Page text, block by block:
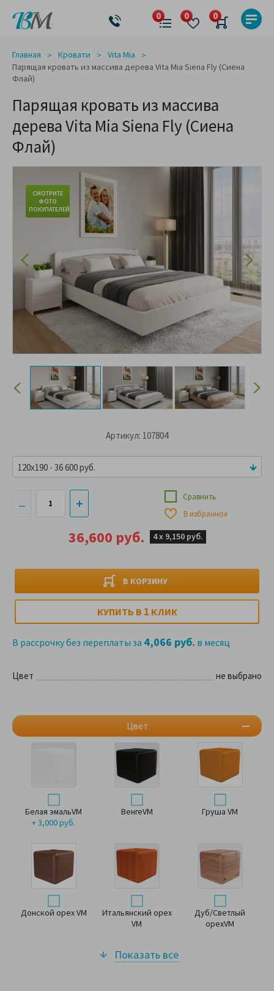
Главная Кровати
Vita Mia
Парящая кровать из массива дерева Vita Mia Siena Fly (Сиена
Флай)
Парящая кровать из массива
дерева Vita Mia Siena Fly (Сиена
Флай)
СМОТРИТЕ
ФОТО
ПОКУПАТЕЛЕЙ
Артикул: 107804
36,600 руб. 4 х 9,150 руб.
В КОРЗИНУ
Сравнить
В избранное
КУПИТЬ В 1 КЛИК
В рассрочку без переплаты за 4,066 руб. в месяц
120x190 - 36 600 руб.
Цвет не выбрано
Цвет
Белая эмальVM
+ 3,000 руб.
ВенгеVM Груша VM
Донской орех VM
Итальянский орех
VM
Дуб/Светлый
орехVM
Показать все